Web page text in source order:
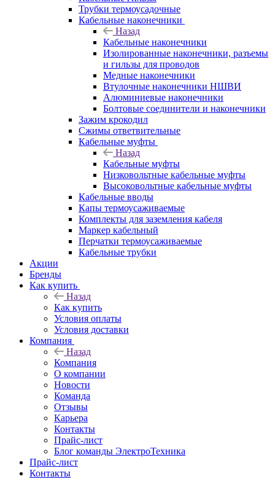
Трубки термоусадочные
Кабельные наконечники
Назад
Кабельные наконечники
Изолированные наконечники, разъемы
и гильзы для проводов
Медные наконечники
Втулочные наконечники НШВИ
Алюминиевые наконечники
Болтовые соединители и наконечники
Зажим крокодил
Сжимы ответвительные
Кабельные муфты
Назад
Кабельные муфты
Низковольтные кабельные муфты
Высоковольтные кабельные муфты
Кабельные вводы
Капы термоусаживаемые
Комплекты для заземления кабеля
Маркер кабельный
Перчатки термоусаживаемые
Кабельные трубки
Акции
Бренды
Как купить
Назад
Как купить
Условия оплаты
Условия доставки
Компания
Назад
Компания
О компании
Новости
Команда
Отзывы
Карьера
Контакты
Прайс-лист
Блог команды ЭлектроТехника
Прайс-лист
Контакты